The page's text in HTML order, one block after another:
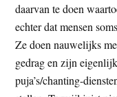
daarvan te doen
echter dat mensen
Ze doen nauwelijks
gedrag en zijn
puja’s/chanting-